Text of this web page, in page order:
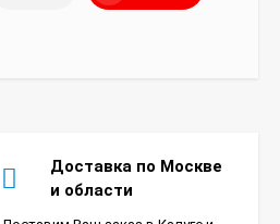
Доставка по Москве
и области